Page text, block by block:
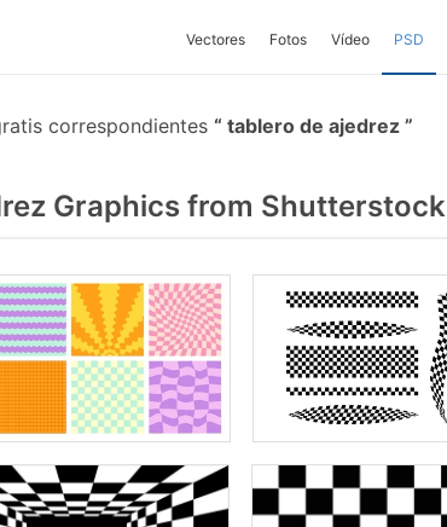
Vectores Fotos Vídeo PSD
correspondientes tablero de ajedrez
Graphics from Shutterstock